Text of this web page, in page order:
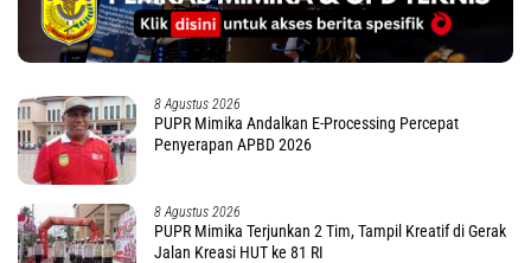
8 Agustus 2026
PUPR Mimika Andalkan E-Processing Percepat
Penyerapan APBD 2026
8 Agustus 2026
PUPR Mimika Terjunkan 2 Tim, Tampil Kreatif di Gerak
Jalan Kreasi HUT ke 81 RI